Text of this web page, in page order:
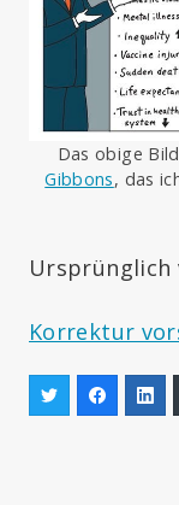
Das obige
Gibbons, das
Korrektur